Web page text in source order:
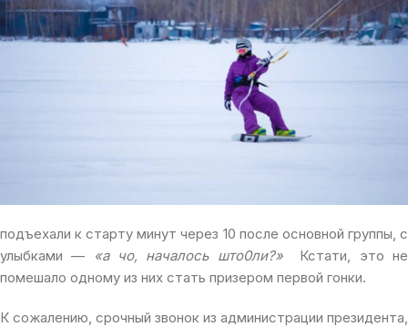
подъехали к старту минут через 10 после основной группы, с
улыбками —
«а чо, началось што0ли?»
Кстати, это не
помешало одному из них стать призером первой гонки.
К сожалению, срочный звонок из администрации президента,